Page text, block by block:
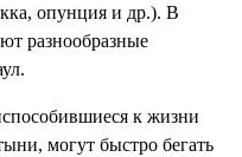
опунция и др.). В
разнообразные
к жизни
могут быстро бегать